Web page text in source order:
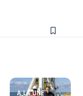
A LA UNE